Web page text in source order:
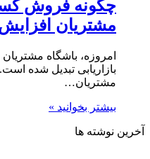
چگونه فروش
مشتریان
امروزه، باشگاه
بازاریابی تبدیل شده
مشتریان…
بیشتر بخوانید »
آخرین نوشته ها